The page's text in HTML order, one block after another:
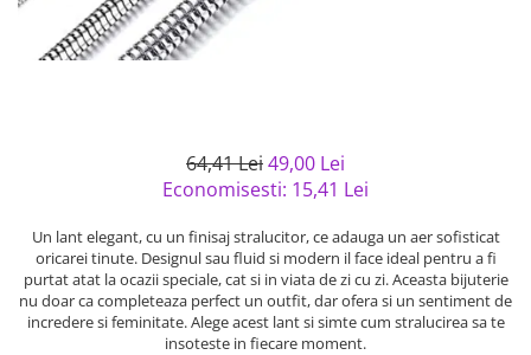
Casete si cutii de bijuterii
Bijuterii tungsten
Solutii si lavete de curatare
64,41 Lei49,00 Lei
Economisesti: 15,41 Lei
Un lant elegant, cu un finisaj stralucitor, ce adauga un aer sofisticat
oricarei tinute. Designul sau fluid si modern il face ideal pentru a fi
purtat atat la ocazii speciale, cat si in viata de zi cu zi. Aceasta bijuterie
nu doar ca completeaza perfect un outfit, dar ofera si un sentiment de
incredere si feminitate. Alege acest lant si simte cum stralucirea sa te
insoteste in fiecare moment.